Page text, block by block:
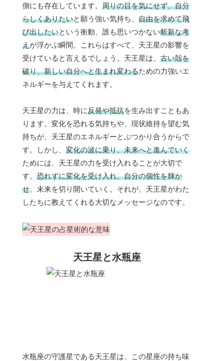
側にも存在しています。 周りの目を気にせず、自分
らしくありたいと願う強い気持ち、 自由を求めて飛
び出したいという衝動、誰も思いつかない斬新な考
えが浮かぶ瞬間。これらはすべて、天王星の影響を
受けていると言えるでしょう。天王星は、 古い殻を
破り、新しい自分へと生まれ変わるための力強いエ
ネルギーを与えてくれます。
天王星の力は、時に反発や抵抗を生み出すこともあ
ります。変化を恐れる気持ちや、現状維持を望む気
持ちが、天王星のエネルギーとぶつかり合うからで
す。しかし、 変化の波に乗り、未来へと進んでいく
ためには、天王星の力を受け入れることが大切で
す。 恐れずに変化を受け入れ、自分の個性を輝か
せ 、未来を切り開いていく。それが、天王星がわた
したちに教えてくれる大切なメッセージなのです。
天王星と水瓶座
水瓶座の守護星である天王星は、この星座の持ち味